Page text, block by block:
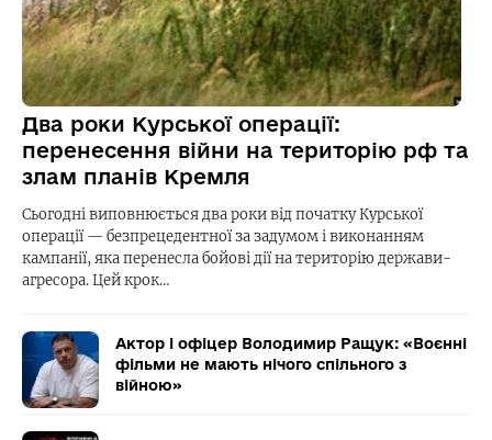
Два роки Курської операції:
перенесення війни на територію рф та
злам планів Кремля
Сьогодні виповнюється два роки від початку Курської
операції — безпрецедентної за задумом і виконанням
кампанії, яка перенесла бойові дії на територію держави-
агресора. Цей крок…
Актор і офіцер Володимир Ращук: «Воєнні
фільми не мають нічого спільного з
війною»